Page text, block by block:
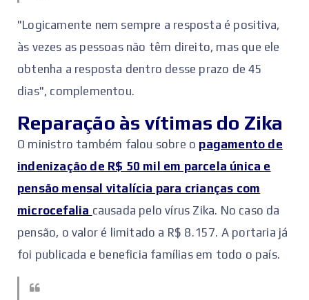
"Logicamente nem sempre a resposta é positiva,
às vezes as pessoas não têm direito, mas que ele
obtenha a resposta dentro desse prazo de 45
dias", complementou.
Reparação às vítimas do Zika
O ministro também falou sobre o pagamento de
indenização de R$ 50 mil em parcela única e
pensão mensal vitalícia para crianças com
microcefalia causada pelo vírus Zika. No caso da
pensão, o valor é limitado a R$ 8.157. A portaria já
foi publicada e beneficia famílias em todo o país.